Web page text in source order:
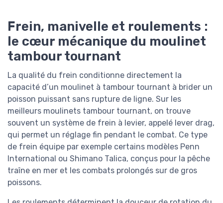
Frein, manivelle et roulements :
le cœur mécanique du moulinet
tambour tournant
La qualité du frein conditionne directement la
capacité d’un moulinet à tambour tournant à brider un
poisson puissant sans rupture de ligne. Sur les
meilleurs moulinets tambour tournant, on trouve
souvent un système de frein à levier, appelé lever drag,
qui permet un réglage fin pendant le combat. Ce type
de frein équipe par exemple certains modèles Penn
International ou Shimano Talica, conçus pour la pêche
traîne en mer et les combats prolongés sur de gros
poissons.